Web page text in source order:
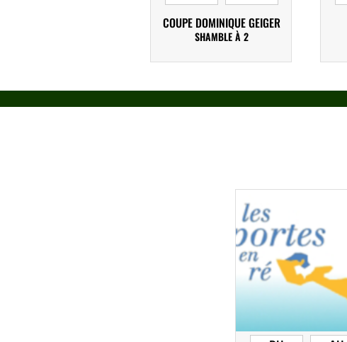
COUPE DOMINIQUE GEIGER
SHAMBLE À 2